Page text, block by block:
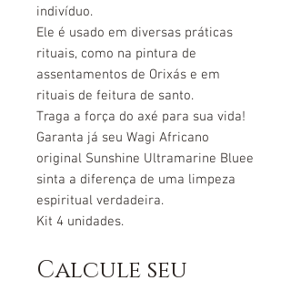
indivíduo.
Ele é usado em diversas práticas
rituais, como na pintura de
assentamentos de Orixás e em
rituais de feitura de santo.
Traga a força do axé para sua vida!
Garanta já seu Wagi Africano
original Sunshine Ultramarine Bluee
sinta a diferença de uma limpeza
espiritual verdadeira.
Kit 4 unidades.
Calcule seu